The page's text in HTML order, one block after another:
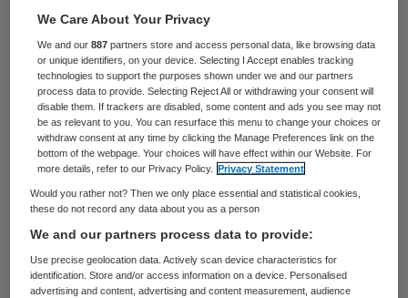
ziekenhuizen 227 mensen met Covid-19, de
ziekte die wordt veroorzaakt door het
virus. Dat zijn er 19 minder dan op
woensdag. Het is het laagste aantal in
maanden. Ook op de intensive cares daalde
het aantal patiënten, zodat er meer plek
komt voor reguliere zorg.
Vergeleken met precies een week geleden
liggen er 101 coronapatiënten minder in
We Care About Your Privacy
We and our887 partners store and access personal data, like browsing data
or unique identifiers, on your device. Selecting I Accept enables tracking
technologies to support the purposes shown under we and our partners
process data to provide. Selecting Reject All or withdrawing your consent will
disable them. If trackers are disabled, some content and ads you see may not
be as relevant to you. You can resurface this menu to change your choices or
withdraw consent at any time by clicking the Manage Preferences link on the
bottom of the webpage. Your choices will have effect within our Website. For
more details, refer to our Privacy Policy.
Privacy Statement
Would you rather not? Then we only place essential and statistical cookies,
these do not record any data about you as a person
We and our partners process data to provide:
Use precise geolocation data. Actively scan device characteristics for
identification. Store and/or access information on a device. Personalised
advertising and content, advertising and content measurement, audience